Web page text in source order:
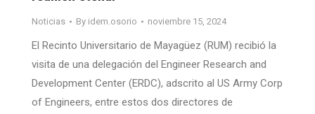
Noticias By idem.osorio noviembre 15, 2024
El Recinto Universitario de Mayagüez (RUM) recibió la
visita de una delegación del Engineer Research and
Development Center (ERDC), adscrito al US Army Corp
of Engineers, entre estos dos directores de